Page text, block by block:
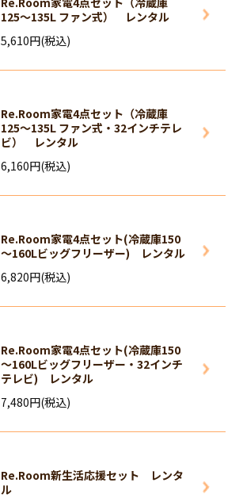
125～135L ファン式） レンタル
5,610円(税込)
Re.Room家電4点セット（冷蔵庫
125～135L ファン式・32インチテレ
ビ） レンタル
6,160円(税込)
Re.Room家電4点セット(冷蔵庫150
～160Lビッグフリーザー) レンタル
6,820円(税込)
Re.Room家電4点セット(冷蔵庫150
～160Lビッグフリーザー・32インチ
テレビ) レンタル
7,480円(税込)
Re.Room新生活応援セット レンタ
ル